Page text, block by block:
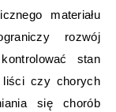
materiału
rozwój
stan
liści czy chorych
się chorób